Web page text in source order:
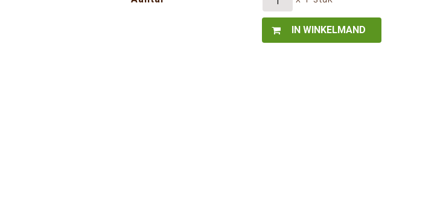
IN WINKELMAND